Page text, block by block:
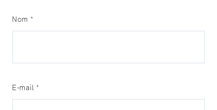
Nom *
E-mail *